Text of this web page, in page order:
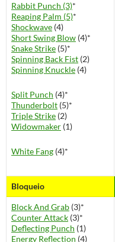
Rabbit Punch (3)*
Reaping Palm (5)*
Shockwave (4)
Short Swing Blow (4)*
Snake Strike (5)*
Spinning Back Fist (2)
Spinning Knuckle (4)
Split Punch (4)*
Thunderbolt (5)*
Triple Strike (2)
Widowmaker (1)
White Fang (4)*
Bloqueio
Block And Grab (3)*
Counter Attack (3)*
Deflecting Punch (1)
Energy Reflection (4)